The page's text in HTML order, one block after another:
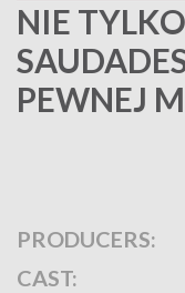
NIE
PEWNEJ
PRODUCERS:
CAST: